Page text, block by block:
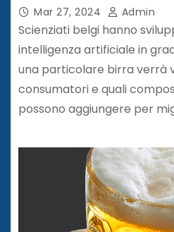
Mar 27, 2024 Admin
Scienziati belgi hanno
intelligenza artificiale in
una particolare birra verrà
consumatori e quali
possono aggiungere per